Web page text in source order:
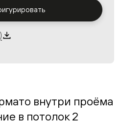
освещённость.
имеют единый профиль
и легко сочетаются в одном
и дверей координируется
внутри проёма
в потолок 2